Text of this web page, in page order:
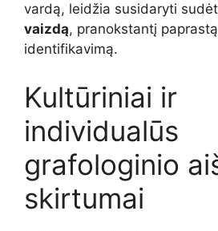
vardą, leidžia susidaryti
vaizdą, pranokstantį
identifikavimą.
Kultūriniai ir
individualūs
grafologinio
skirtumai